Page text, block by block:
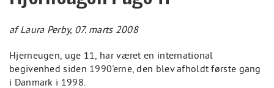
af Laura Perby, 07. marts 2008
Hjerneugen, uge 11, har været en international
begivenhed siden 1990'erne, den blev afholdt første gang
i Danmark i 1998.